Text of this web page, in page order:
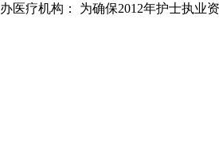
疗机构： 为确保2012年护士执业